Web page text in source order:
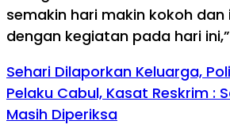
semakin hari makin kokoh
dengan kegiatan pada hari
Sehari Dilaporkan Keluarga,
Pelaku Cabul, Kasat Reskrim :
Masih Diperiksa